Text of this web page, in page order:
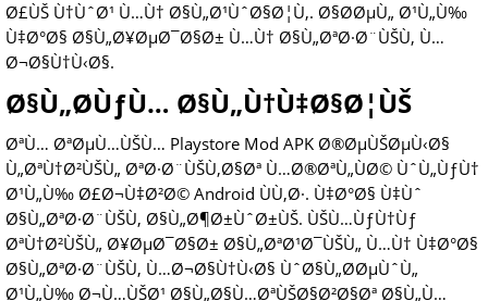
Ø£ÙŠ Ù†ÙˆØ¹ Ù…Ù† Ø§Ù„Ø¹ÙˆØ§Ø¦Ù‚. Ø§Ø­ØµÙ„ Ø¹Ù„Ù‰
Ù‡Ø°Ø§ Ø§Ù„Ø¥ØµØ¯Ø§Ø± Ù…Ù† Ø§Ù„ØªØ·Ø¨ÙŠÙ‚ Ù…
Ø¬Ø§Ù†Ù‹Ø§.
Ø§Ù„Ø­ÙƒÙ… Ø§Ù„Ù†Ù‡Ø§Ø¦ÙŠ
ØªÙ… ØªØµÙ…ÙŠÙ… Playstore Mod APK Ø®ØµÙŠØµÙ‹Ø§
Ù„ØªÙ†Ø²ÙŠÙ„ ØªØ·Ø¨ÙŠÙ‚Ø§Øª Ù…Ø®ØªÙ„ÙØ© ÙˆÙ„ÙƒÙ†
Ø¹Ù„Ù‰ Ø£Ø¬Ù‡Ø²Ø© Android ÙÙ‚Ø·. Ù‡Ø°Ø§ Ù‡Ùˆ
Ø§Ù„ØªØ·Ø¨ÙŠÙ‚ Ø§Ù„Ø¶Ø±ÙˆØ±ÙŠ. ÙŠÙ…ÙƒÙ†Ùƒ
ØªÙ†Ø²ÙŠÙ„ Ø¥ØµØ¯Ø§Ø± Ø§Ù„ØªØ¹Ø¯ÙŠÙ„ Ù…Ù† Ù‡Ø°Ø§
Ø§Ù„ØªØ·Ø¨ÙŠÙ‚ Ù…Ø¬Ø§Ù†Ù‹Ø§ ÙˆØ§Ù„Ø­ØµÙˆÙ„
Ø¹Ù„Ù‰ Ø¬Ù…ÙŠØ¹ Ø§Ù„Ø§Ù…ØªÙŠØ§Ø²Ø§Øª Ø§Ù„Ù…